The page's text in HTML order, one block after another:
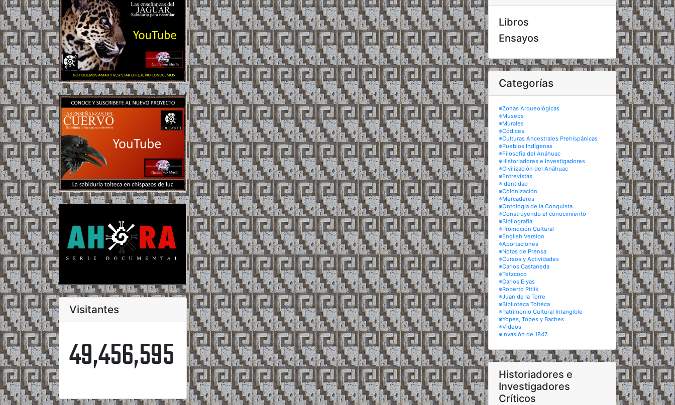
Visitantes
49,456,595
Libros
Ensayos
Categorías
※Zonas Arqueológicas
※Museos
※Murales
※Códices
※Culturas Ancestrales Prehispánicas
※Pueblos Indígenas
※Filosofía del Anáhuac
※Historiadores e Investigadores
※Civilización del Anáhuac
※Entrevistas
※Identidad
※Colonización
※Mercaderes
※Ontología de la Conquista
※Construyendo el conocimiento
※Bibliografía
※Promoción Cultural
※English Version
※Aportaciones
※Notas de Prensa
※Cursos y Actividades
※Carlos Castaneda
※Tetzcoco
※Carlos Elyas
※Roberto Pitlik
※Juan de la Torre
※Biblioteca Tolteca
※Patrimonio Cultural Intangible
※Yopes, Topes y Baches
※Videos
※Invasión de 1847
Historiadores e
Investigadores
Críticos